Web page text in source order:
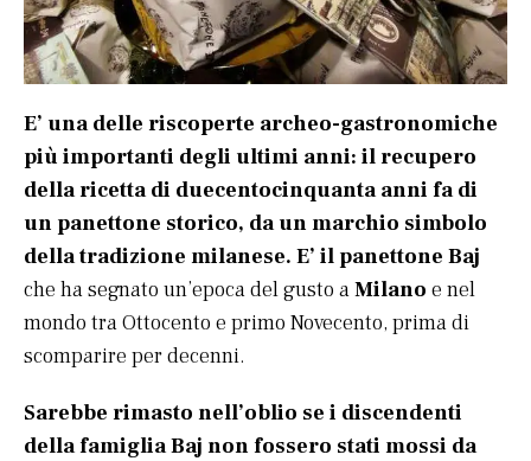
E’ una delle riscoperte archeo-gastronomiche
più importanti degli ultimi anni: il recupero
della ricetta di duecentocinquanta anni fa di
un panettone storico, da un marchio simbolo
della tradizione milanese. E’ il panettone Baj
che ha segnato un’epoca del gusto aMilano e nel
mondo tra Ottocento e primo Novecento, prima di
scomparire per decenni.
Sarebbe rimasto nell’oblio se i discendenti
della famiglia Baj non fossero stati mossi da